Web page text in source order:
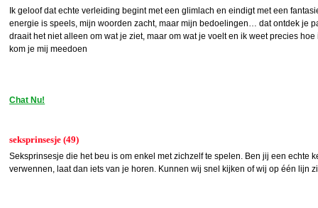
Ik geloof dat echte verleiding begint met een glimlach en eindigt met een
energie is speels, mijn woorden zacht, maar mijn bedoelingen… dat ontdek je
draait het niet alleen om wat je ziet, maar om wat je voelt en ik weet precies
kom je mij meedoen
Chat Nu!
seksprinsesje (49)
Seksprinsesje die het beu is om enkel met zichzelf te spelen. Ben jij een echte
verwennen, laat dan iets van je horen. Kunnen wij snel kijken of wij op één lijn